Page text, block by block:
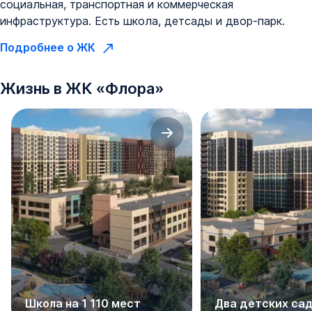
социальная, транспортная и коммерческая
инфраструктура. Есть школа, детсады и двор-парк.
Подробнее о ЖК
Жизнь в ЖК «Флора»
Школа на 1 110 мест Два детских